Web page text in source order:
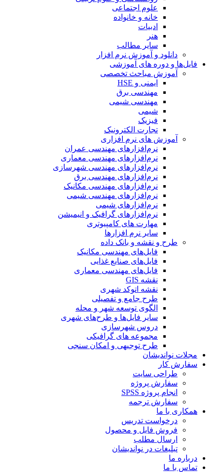
علوم اجتماعی
خانه و خانواده
ادبیات
هنر
سایر مطالب
دانلود و آموزش نرم افزار
فایل‌ها و دوره های آموزشی
آموزش مباحث تخصصی
ایمنی و HSE
مهندسی برق
مهندسی شیمی
شیمی
فیزیک
تجارت الکترونیک
آموزش های نرم افزاری
نرم‌افزارهای مهندسی عمران
نرم‌افزارهای مهندسی معماری
نرم‌افزارهای مهندسی شهرسازی
نرم‌افزارهای مهندسی برق
نرم‌افزارهای مهندسی مکانیک
نرم‌افزارهای مهندسی شیمی
نرم‌افزارهای شیمی
نرم‌افزارهای گرافیک و انیمیشن
مهارت های کامپیوتری
سایر نرم افزارها
طرح و نقشه و بانک داده
فایل‌های مهندسی مکانیک
فایل‌های صنایع غذایی
فایل‌های مهندسی معماری
نقشه GIS
نقشه اتوکد شهری
طرح جامع و تفصیلی
الگوی توسعه شهر و محله
سایر فایل‌ها و طرح‌های شهری
دروس شهرسازی
مجموعه های گرافیکی
طرح توجیهی و امکان سنجی
مجلات نواندیشان
سفارش کار
طراحی سایت
سفارش پروژه
انجام پروژه SPSS
سفارش ترجمه
همکاری با ما
درخواست تدریس
فروش فایل و محصول
ارسال مطلب
تبلیغات در نواندیشان
درباره ما
تماس با ما